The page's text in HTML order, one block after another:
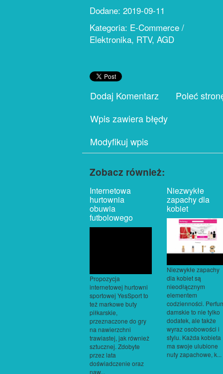
Dodane: 2019-09-11
Kategoria: E-Commerce /
Elektronika, RTV, AGD
Dodaj Komentarz
Poleć
Wpis zawiera błędy
Modyfikuj wpis
Zobacz również:
Internetowa
hurtownia
obuwia
futbolowego
Propozycja
internetowej hurtowni
sportowej YesSport to
też markowe buty
piłkarskie,
przeznaczone do gry
na nawierzchni
trawiastej, jak również
sztucznej. Zdobyte
przez lata
doświadczenie oraz
naw...
Niezwykłe
zapachy dla
kobiet
Niezwykłe zapachy
dla kobiet są
nieodłącznym
elementem
codzienności.
damskie to nie tylko
dodatek, ale także
wyraz osobowości i
stylu. Każda kobieta
ma swoje ulubione
nuty zapachowe, k...